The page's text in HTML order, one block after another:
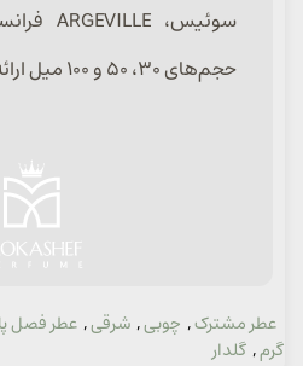
حجم‌های ۳۰، ۵۰ و ۱۰۰ میل ارائه می‌شود.
عطر مشترک, چوبی, شرقی, عطر فصل
گرم, گلدار